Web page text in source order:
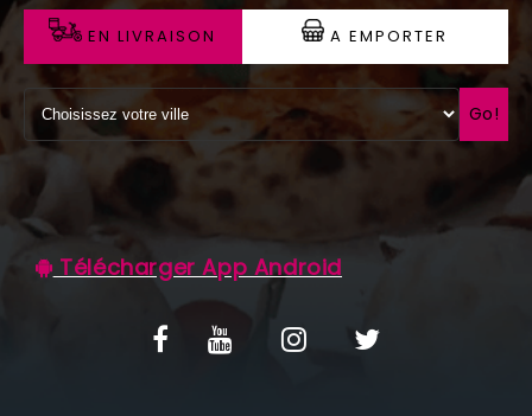
VOTRE COMPTE
NOTRE RESTAURANT
VOS AVIS
MENTIONS LÉGALES
EN LIVRAISON A EMPORTER
Go!
Télécharger App Android